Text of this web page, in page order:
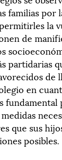
familias por
la
de
partidarias
de
en
fundamental
que sus
posibles.